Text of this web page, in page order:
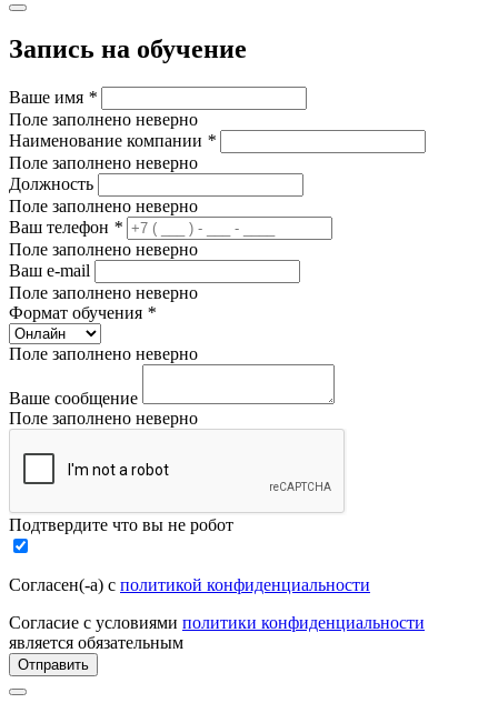
Запись на обучение
Ваше имя *
Поле заполнено неверно
Наименование компании *
Поле заполнено неверно
Должность
Поле заполнено неверно
Ваш телефон *
Поле заполнено неверно
Ваш e-mail
Поле заполнено неверно
Формат обучения *
Поле заполнено неверно
Ваше сообщение
Поле заполнено неверно
Подтвердите что вы не робот
Согласен(-а) с политикой конфиденциальности
Согласие с условиями политики конфиденциальности
является обязательным
Отправить